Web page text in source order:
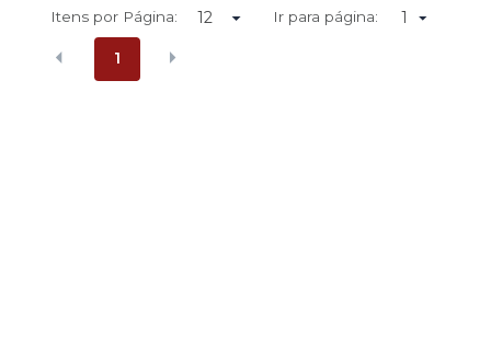
Itens por Página: Ir para página: 1
1